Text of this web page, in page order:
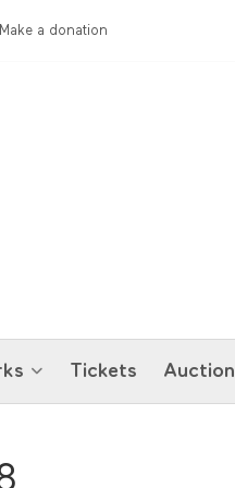
Make a donation
Tickets Auction